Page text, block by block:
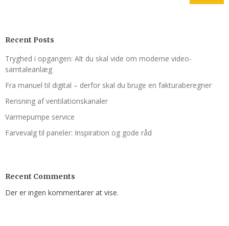
Recent Posts
Tryghed i opgangen: Alt du skal vide om moderne video-
samtaleanlæg
Fra manuel til digital – derfor skal du bruge en fakturaberegner
Rensning af ventilations­kanaler
Varmepumpe service
Farvevalg til paneler: Inspiration og gode råd
Recent Comments
Der er ingen kommentarer at vise.